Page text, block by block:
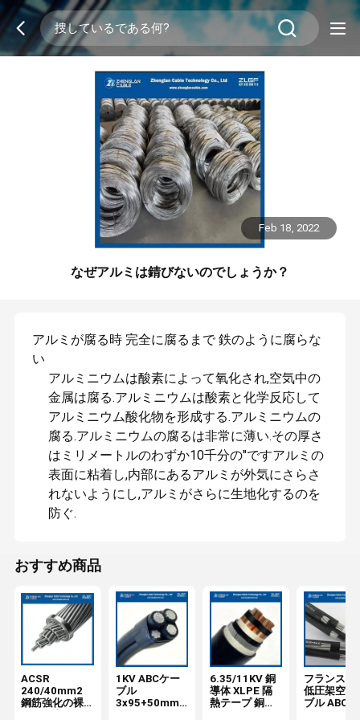
Feb 18, 2022
なぜアルミは錆びないのでしょうか？
アルミが腐る時 完全に腐るまで 鉄のように腐らな
い
アルミニウムは酸素によって氧化され,空気中の
金属は腐る.アルミニウムは酸素と化学反応して
アルミニウム酸化物を形成する.アルミニウムの
腐る.アルミニウムの腐るは非常に薄い.その厚さ
はミリメートルのわずか10千分の"ですアルミの
表面に粘着し,内部にあるアルミが外気にさらさ
れないようにし,アルミがさらに生地化するのを
防ぐ.
おすすめ商品
ACSR
240/40mm2
鋼筋強化の裸
1KV ABCケー
ブル
3x95+50mm2
6.35/11KV 銅
導体 XLPE 隔
熱テープ 銅シ
フランス規
低圧架空ケ
ブル ABC